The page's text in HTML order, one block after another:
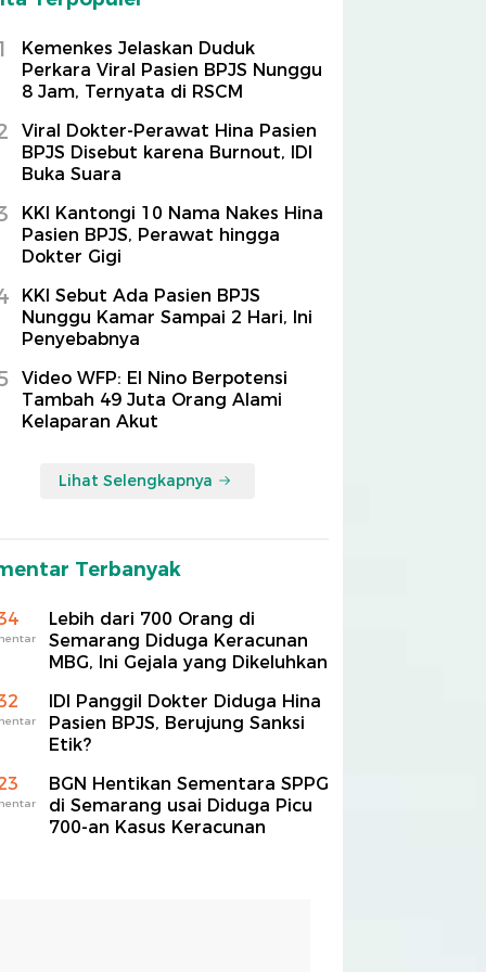
Kemenkes Jelaskan Duduk
Perkara Viral Pasien BPJS Nunggu
8 Jam, Ternyata di RSCM
Viral Dokter-Perawat Hina Pasien
BPJS Disebut karena Burnout, IDI
Buka Suara
KKI Kantongi 10 Nama Nakes Hina
Pasien BPJS, Perawat hingga
Dokter Gigi
KKI Sebut Ada Pasien BPJS
Nunggu Kamar Sampai 2 Hari, Ini
Penyebabnya
Video WFP: El Nino Berpotensi
Tambah 49 Juta Orang Alami
Kelaparan Akut
Lihat Selengkapnya
Terbanyak
Lebih dari 700 Orang di
Semarang Diduga Keracunan
MBG, Ini Gejala yang Dikeluhkan
IDI Panggil Dokter Diduga Hina
Pasien BPJS, Berujung Sanksi
Etik?
BGN Hentikan Sementara SPPG
di Semarang usai Diduga Picu
700-an Kasus Keracunan